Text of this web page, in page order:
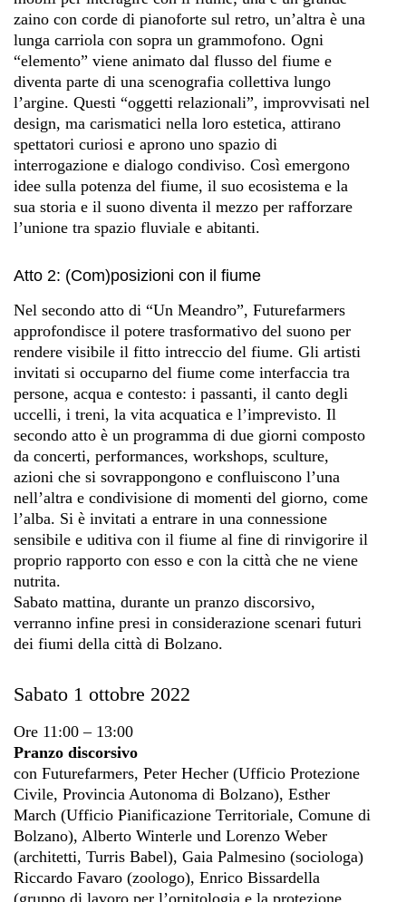
zaino con corde di pianoforte sul retro, un’altra è una
lunga carriola con sopra un grammofono. Ogni
“elemento” viene animato dal flusso del fiume e
diventa parte di una scenografia collettiva lungo
l’argine. Questi “oggetti relazionali”, improvvisati nel
design, ma carismatici nella loro estetica, attirano
spettatori curiosi e aprono uno spazio di
interrogazione e dialogo condiviso. Così emergono
idee sulla potenza del fiume, il suo ecosistema e la
sua storia e il suono diventa il mezzo per rafforzare
l’unione tra spazio fluviale e abitanti.
Atto 2: (Com)posizioni con il fiume
Nel secondo atto di “Un Meandro”, Futurefarmers
approfondisce il potere trasformativo del suono per
rendere visibile il fitto intreccio del fiume. Gli artisti
invitati si occuparno del fiume come interfaccia tra
persone, acqua e contesto: i passanti, il canto degli
uccelli, i treni, la vita acquatica e l’imprevisto. Il
secondo atto è un programma di due giorni composto
da concerti, performances, workshops, sculture,
azioni che si sovrappongono e confluiscono l’una
nell’altra e condivisione di momenti del giorno, come
l’alba. Si è invitati a entrare in una connessione
sensibile e uditiva con il fiume al fine di rinvigorire il
proprio rapporto con esso e con la città che ne viene
nutrita.
Sabato mattina, durante un pranzo discorsivo,
verranno infine presi in considerazione scenari futuri
dei fiumi della città di Bolzano.
Sabato 1 ottobre 2022
Ore 11:00 – 13:00
Pranzo discorsivo
con Futurefarmers, Peter Hecher (Ufficio Protezione
Civile, Provincia Autonoma di Bolzano), Esther
March (Ufficio Pianificazione Territoriale, Comune di
Bolzano), Alberto Winterle und Lorenzo Weber
(architetti, Turris Babel), Gaia Palmesino (sociologa)
Riccardo Favaro (zoologo), Enrico Bissardella
(gruppo di lavoro per l’ornitologia e la protezione